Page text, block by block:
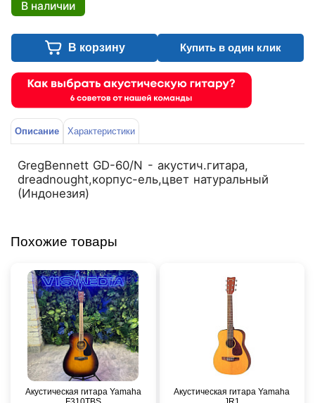
В наличии
В корзину Купить в один клик
Описание Характеристики
GregBennett GD-60/N - акустич.гитара,
dreadnought,корпус-ель,цвет натуральный
(Индонезия)
Похожие товары
Акустическая гитара Yamaha
Акустическая гитара Yamaha